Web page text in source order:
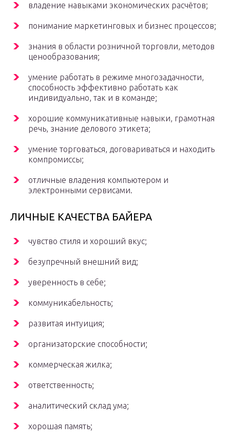
владение навыками экономических расчётов;
понимание маркетинговых и бизнес процессов;
знания в области розничной торговли, методов
ценообразования;
умение работать в режиме многозадачности,
способность эффективно работать как
индивидуально, так и в команде;
хорошие коммуникативные навыки, грамотная
речь, знание делового этикета;
умение торговаться, договариваться и находить
компромиссы;
отличные владения компьютером и
электронными сервисами.
ЛИЧНЫЕ КАЧЕСТВА БАЙЕРА
чувство стиля и хороший вкус;
безупречный внешний вид;
уверенность в себе;
коммуникабельность;
развитая интуиция;
организаторские способности;
коммерческая жилка;
ответственность;
аналитический склад ума;
хорошая память;